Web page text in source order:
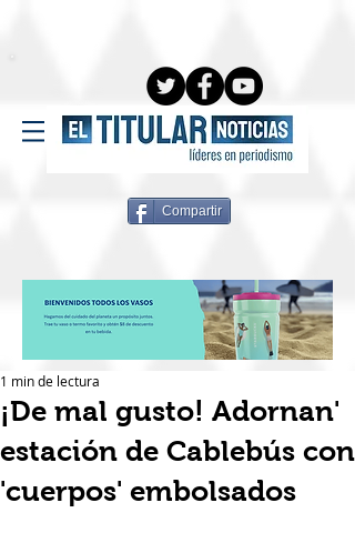
Compartir
¡De mal gusto! Adornan'
estación de Cablebús con
'cuerpos' embolsados
1 min de lectura